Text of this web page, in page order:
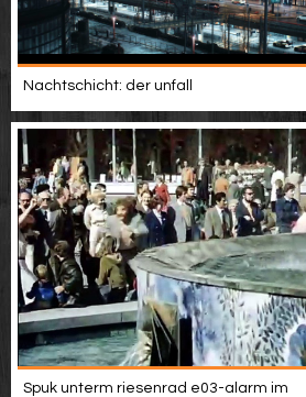
Nachtschicht: der unfall
Spuk unterm riesenrad e03-alarm im